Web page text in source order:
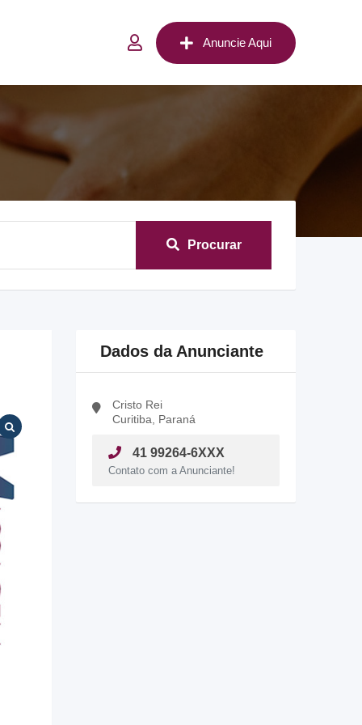
Anuncie Aqui
Procurar
Dados da Anunciante
Cristo Rei
Curitiba, Paraná
41 99264-6XXX
Contato com a Anunciante!